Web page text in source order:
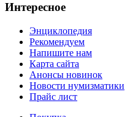
Интересное
Энциклопедия
Рекомендуем
Напишите нам
Карта сайта
Анонсы новинок
Новости нумизматики
Прайс лист